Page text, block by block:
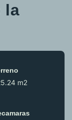
la
m2